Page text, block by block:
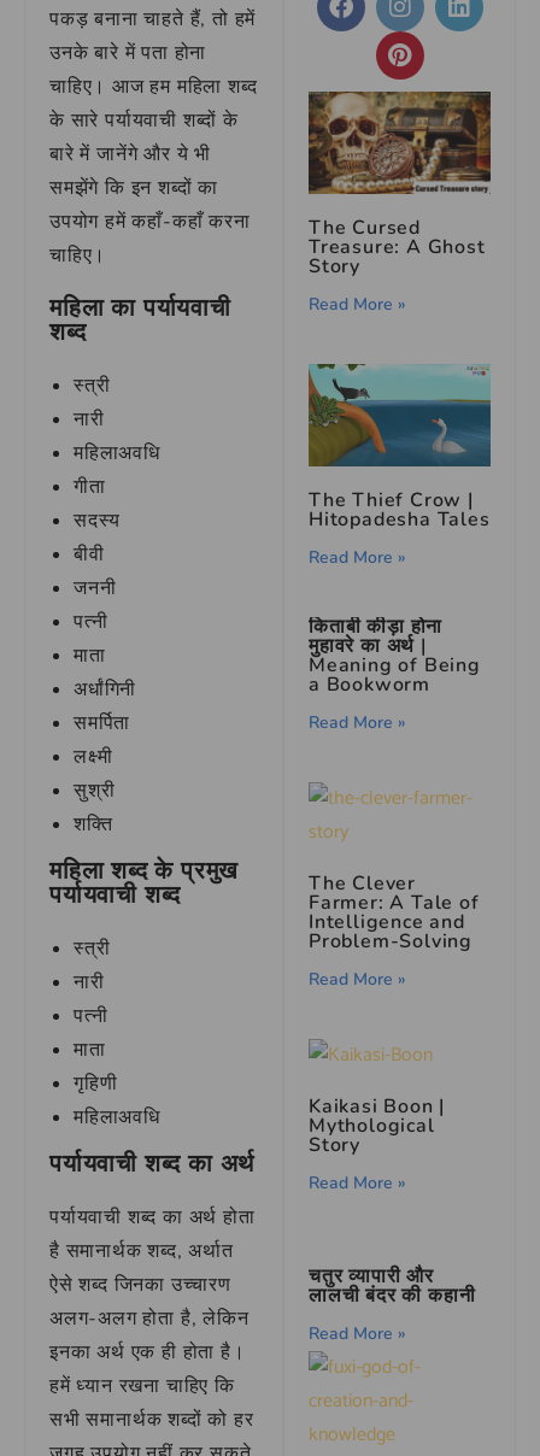
पकड़ बनाना चाहते हैं, तो हमें
उनके बारे में पता होना
चाहिए। आज हम महिला शब्द
के सारे पर्यायवाची शब्दों के
बारे में जानेंगे और ये भी
समझेंगे कि इन शब्दों का
उपयोग हमें कहाँ-कहाँ करना
चाहिए।
महिला का पर्यायवाची
शब्द
स्त्री
नारी
महिलाअवधि
गीता
सदस्य
बीवी
जननी
पत्नी
माता
अर्धांगिनी
समर्पिता
लक्ष्मी
सुश्री
शक्ति
महिला शब्द के प्रमुख
पर्यायवाची शब्द
स्त्री
नारी
पत्नी
माता
गृहिणी
महिलाअवधि
पर्यायवाची शब्द का अर्थ
पर्यायवाची शब्द का अर्थ होता
है समानार्थक शब्द, अर्थात
ऐसे शब्द जिनका उच्चारण
अलग-अलग होता है, लेकिन
इनका अर्थ एक ही होता है।
हमें ध्यान रखना चाहिए कि
सभी समानार्थक शब्दों को हर
The Cursed
Treasure: A Ghost
Story
Read More »
The Thief Crow |
Hitopadesha Tales
Read More »
किताबी कीड़ा होना
मुहावरे का अर्थ |
Meaning of Being
a Bookworm
Read More »
The Clever
Farmer: A Tale of
Intelligence and
Problem-Solving
Read More »
Kaikasi Boon |
Mythological
Story
Read More »
चतुर व्यापारी और
लालची बंदर की कहानी
Read More »